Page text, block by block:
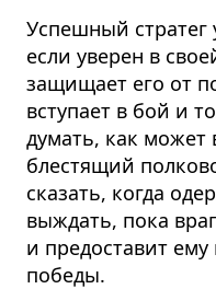
Успешный стратег
если уверен в
защищает его от
вступает в бой и
думать, как
блестящий
сказать, когда
выждать, пока
и предоставит
победы.